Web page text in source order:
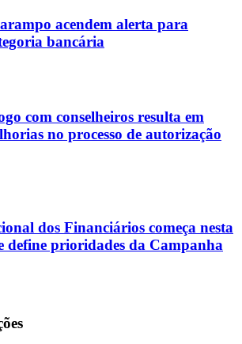
acendem alerta para
bancária
com conselheiros resulta em
no processo de autorização
dos Financiários começa nesta
define prioridades da Campanha